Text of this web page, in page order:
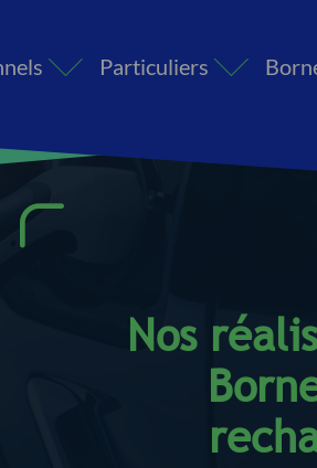
Commerce
Copropriété
Particuliers
Nos